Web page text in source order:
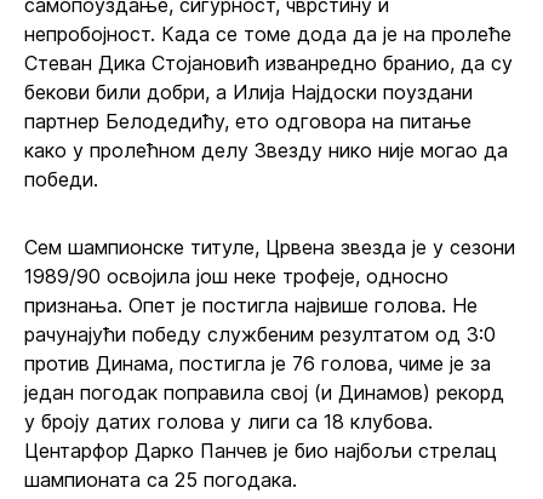
самопоуздање, сигурност, чврстину и
непробојност. Када се томе дода да је на пролеће
Стеван Дика Стојановић изванредно бранио, да су
бекови били добри, а Илија Најдоски поуздани
партнер Белодедићу, ето одговора на питање
како у пролећном делу Звезду нико није могао да
победи.
Сем шампионске титуле, Црвена звезда је у сезони
1989/90 освојила још неке трофеје, односно
признања. Опет је постигла највише голова. Не
рачунајући победу службеним резултатом од 3:0
против Динама, постигла је 76 голова, чиме је за
један погодак поправила свој (и Динамов) рекорд
у броју датих голова у лиги са 18 клубова.
Центарфор Дарко Панчев је био најбољи стрелац
шампионата са 25 погодака.